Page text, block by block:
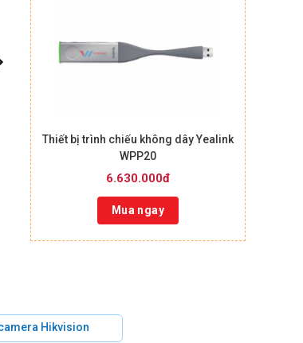
Thiết bị trình chiếu không dây Yealink
WPP20
6.630.000đ
Mua ngay
Hikvision